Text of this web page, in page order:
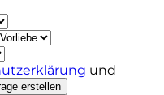
und
erstellen